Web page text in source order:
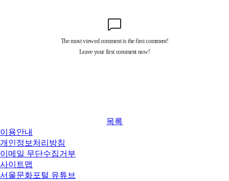
목록
이용안내
개인정보처리방침
이메일 무단수집거부
사이트맵
서울문화포털 유튜브